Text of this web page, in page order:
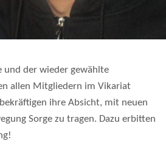
und der wieder gewählte
allen Mitgliedern im Vikariat
ihre Absicht, mit neuen
Sorge zu tragen. Dazu erbitten